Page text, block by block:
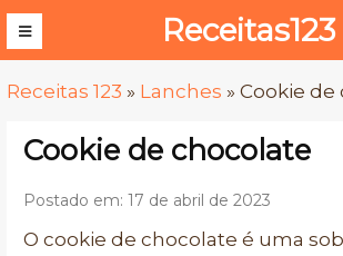
Receitas123
Receitas 123 » Lanches » Cookie de
Cookie de chocolate
Postado em: 17 de abril de 2023
O cookie de chocolate é uma